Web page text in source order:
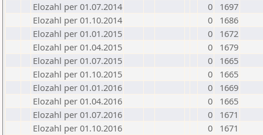
Elozahl per 01.07.2014
0
1697
Elozahl per 01.10.2014
0
1686
Elozahl per 01.01.2015
0
1672
Elozahl per 01.04.2015
0
1679
Elozahl per 01.07.2015
0
1665
Elozahl per 01.10.2015
0
1665
Elozahl per 01.01.2016
0
1669
Elozahl per 01.04.2016
0
1665
Elozahl per 01.07.2016
0
1671
Elozahl per 01.10.2016
0
1671